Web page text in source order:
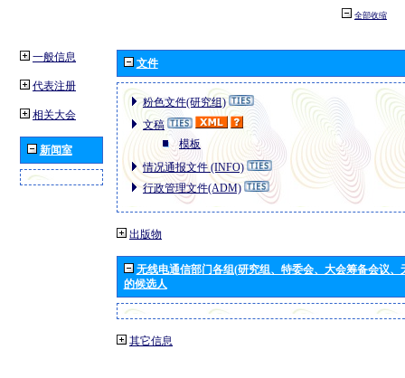
全部收缩
一般信息
代表注册
相关大会
新闻室
文件
粉色文件(研究组)
文稿
模板
情况通报文件 (INFO)
行政管理文件(ADM)
出版物
无线电通信部门各组(研究组、特委会、大会筹备会议
的候选人
其它信息